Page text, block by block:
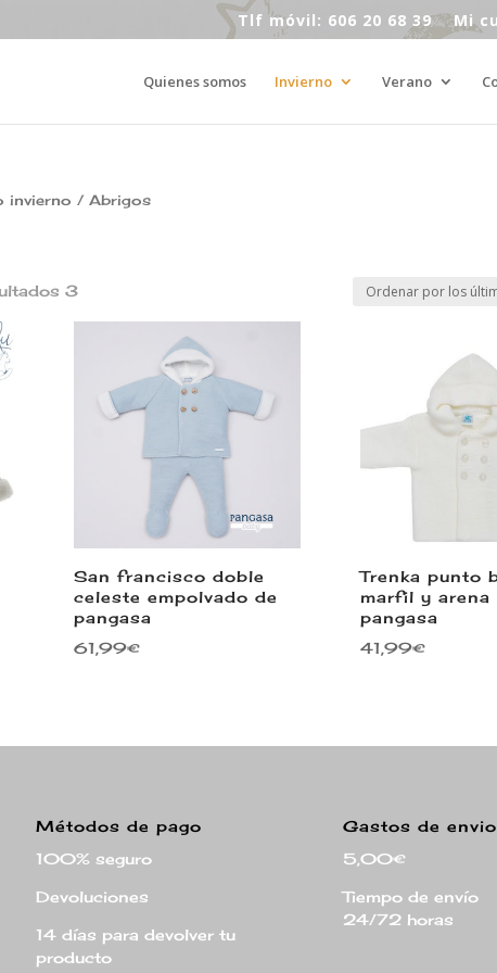
Tlf móvil: 606 20 68 39 Mi
Quienes somos Invierno Verano
invierno / Abrigos
3
San francisco doble
celeste empolvado de
pangasa
61,99€
Trenka punto
marfil y arena
pangasa
41,99€
Métodos de pago
100% seguro
Devoluciones
14 días para devolver tu
producto
Gastos de envio
5,00€
Tiempo de envío
24/72 horas